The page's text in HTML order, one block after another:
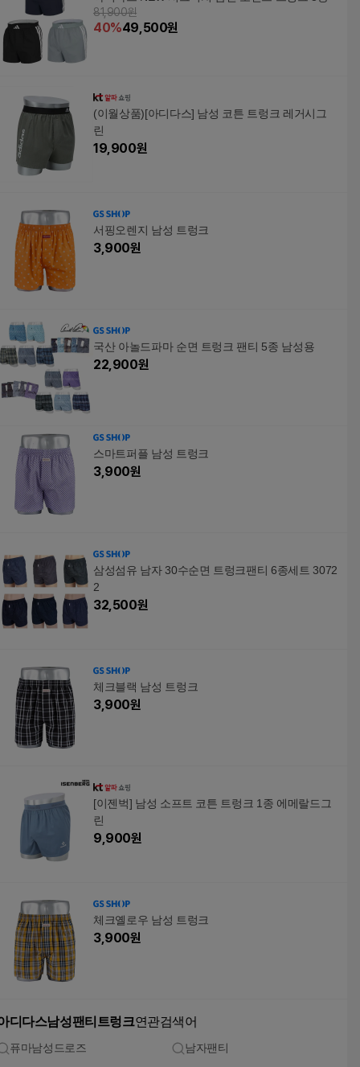
81,900원
40%49,500원
(이월상품)[아디다스] 남성 코튼 트렁크 레거시그
린
19,900원
서핑오렌지 남성 트렁크
3,900원
국산 아놀드파마 순면 트렁크 팬티 5종 남성용
22,900원
스마트퍼플 남성 트렁크
3,900원
삼성섬유 남자 30수순면 트렁크팬티 6종세트 3072
2
32,500원
체크블랙 남성 트렁크
3,900원
[이젠벅] 남성 소프트 코튼 트렁크 1종 에메랄드그
린
9,900원
체크옐로우 남성 트렁크
3,900원
디다스남성팬티트렁크연관검색어
퓨마남성드로즈 남자팬티